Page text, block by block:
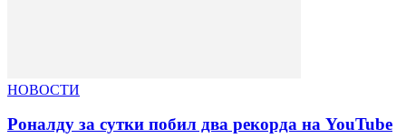
НОВОСТИ
Роналду за сутки побил два рекорда на YouTube